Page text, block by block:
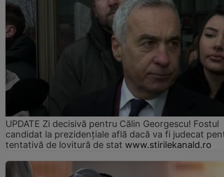
UPDATE Zi decisivă pentru Călin Georgescu! Fostul
candidat la prezidențiale află dacă va fi judecat
tentativă de lovitură de stat www.stirilekanald.ro